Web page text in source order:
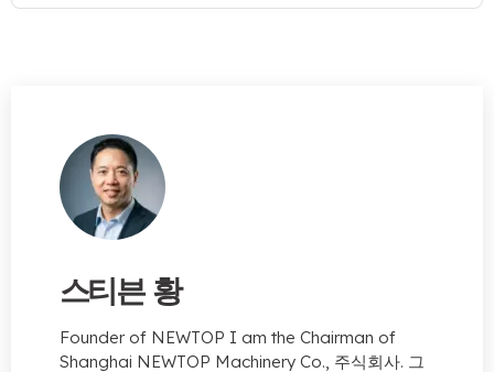
스티븐 황
Founder of NEWTOP I am the Chairman of
Shanghai NEWTOP Machinery Co. , 주식회사. 그